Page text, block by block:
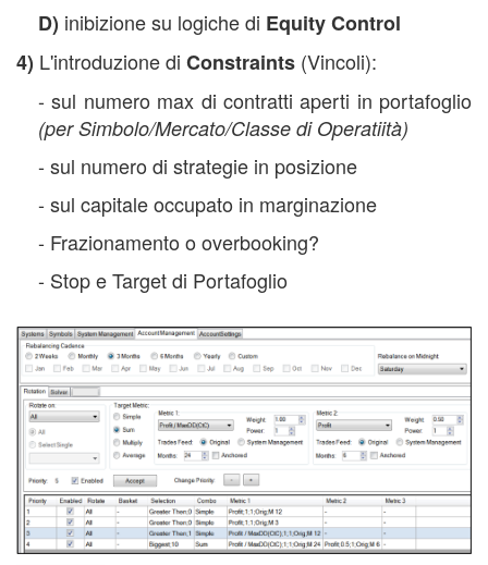
D) inibizione su logiche di Equity Control
4) L'introduzione di Constraints (Vincoli):
- sul numero max di contratti aperti in portafoglio
(per Simbolo/Mercato/Classe di Operatiità)
- sul numero di strategie in posizione
- sul capitale occupato in marginazione
- Frazionamento o overbooking?
- Stop e Target di Portafoglio